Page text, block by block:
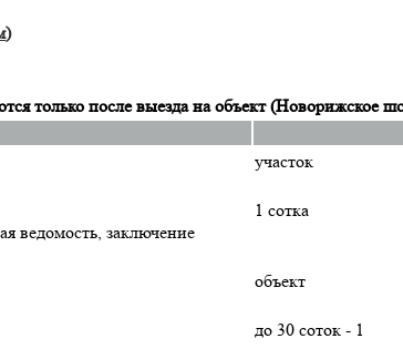
)
только после выезда на объект (Новорижское
участок
ведомость, заключение
1 сотка
объект
до 30 соток - 1